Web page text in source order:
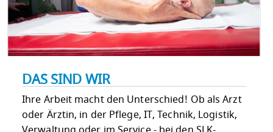
DAS SIND WIR
Ihre Arbeit macht den Unterschied! Ob als Arzt
oder Ärztin, in der Pflege, IT, Technik, Logistik,